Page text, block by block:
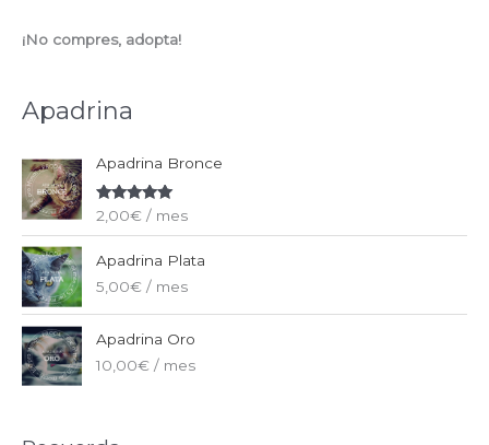
¡No compres, adopta!
Apadrina
Apadrina Bronce
Valorado
con
2,00€ / mes
Apadrina Plata
5,00€ / mes
Apadrina Oro
10,00€ / mes